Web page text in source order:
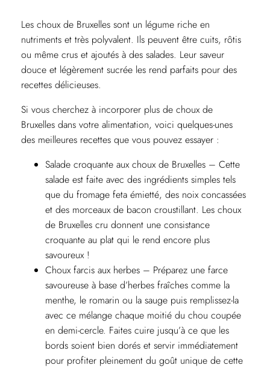
Les choux de Bruxelles sont un légume riche en
nutriments et très polyvalent. Ils peuvent être cuits, rôtis
ou même crus et ajoutés à des salades. Leur saveur
douce et légèrement sucrée les rend parfaits pour des
recettes délicieuses.
Si vous cherchez à incorporer plus de choux de
Bruxelles dans votre alimentation, voici quelques-unes
des meilleures recettes que vous pouvez essayer :
Salade croquante aux choux de Bruxelles – Cette
salade est faite avec des ingrédients simples tels
que du fromage feta émietté, des noix concassées
et des morceaux de bacon croustillant. Les choux
de Bruxelles cru donnent une consistance
croquante au plat qui le rend encore plus
savoureux !
Choux farcis aux herbes – Préparez une farce
savoureuse à base d’herbes fraîches comme la
menthe, le romarin ou la sauge puis remplissez-la
avec ce mélange chaque moitié du chou coupée
en demi-cercle. Faites cuire jusqu’à ce que les
bords soient bien dorés et servir immédiatement
pour profiter pleinement du goût unique de cette